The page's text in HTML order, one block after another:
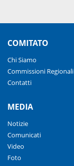
COMITATO
Chi Siamo
Commissioni Regionali
Contatti
MEDIA
Notizie
Comunicati
Video
Foto